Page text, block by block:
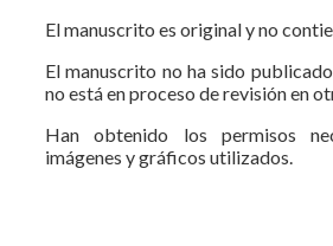
El manuscrito es original y no
El manuscrito no ha sido
no está en proceso de revisión en
Han obtenido los permisos
imágenes y gráficos utilizados.